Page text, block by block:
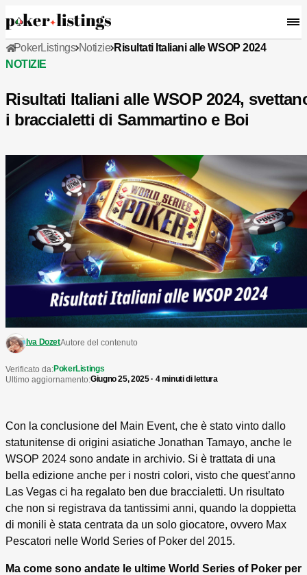
PokerListings Notizie Risultati Italiani alle WSOP 2024
NOTIZIE
Risultati Italiani alle WSOP 2024,
i braccialetti di Sammartino e Boi
Iva DozetAutore del contenuto
Verificato da:PokerListings
Ultimo aggiornamento:Giugno 25, 2025 · 4 minuti di lettura
Con la conclusione del Main Event, che è stato vinto dallo
statunitense di origini asiatiche Jonathan Tamayo, anche le
WSOP 2024 sono andate in archivio. Si è trattata di una
bella edizione anche per i nostri colori, visto che quest’anno
Las Vegas ci ha regalato ben due braccialetti. Un risultato
che non si registrava da tantissimi anni, quando la doppietta
di monili è stata centrata da un solo giocatore, ovvero Max
Pescatori nelle World Series of Poker del 2015.
Ma come sono andate le ultime World Series of Poker per